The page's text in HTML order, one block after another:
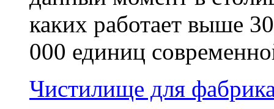
каких работает выше
000 единиц
Чистилище для